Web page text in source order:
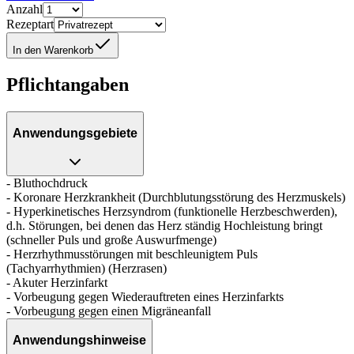
Anzahl
Rezeptart
In den Warenkorb
Pflichtangaben
Anwendungsgebiete
- Bluthochdruck
- Koronare Herzkrankheit (Durchblutungsstörung des Herzmuskels)
- Hyperkinetisches Herzsyndrom (funktionelle Herzbeschwerden),
d.h. Störungen, bei denen das Herz ständig Hochleistung bringt
(schneller Puls und große Auswurfmenge)
- Herzrhythmusstörungen mit beschleunigtem Puls
(Tachyarrhythmien) (Herzrasen)
- Akuter Herzinfarkt
- Vorbeugung gegen Wiederauftreten eines Herzinfarkts
- Vorbeugung gegen einen Migräneanfall
Anwendungshinweise